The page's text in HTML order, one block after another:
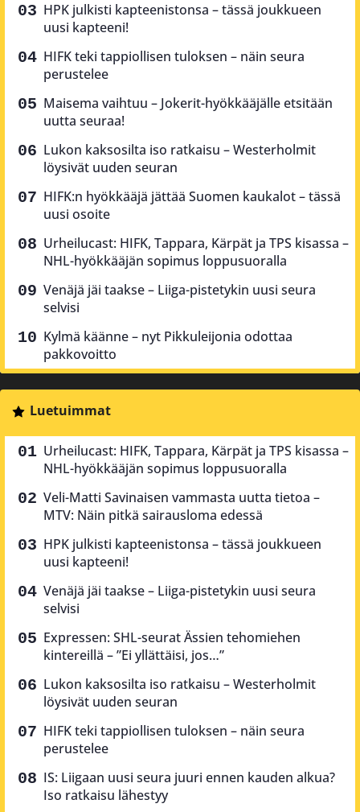
HPK julkisti kapteenistonsa – tässä joukkueen
uusi kapteeni!
HIFK teki tappiollisen tuloksen – näin seura
perustelee
Maisema vaihtuu – Jokerit-hyökkääjälle etsitään
uutta seuraa!
Lukon kaksosilta iso ratkaisu – Westerholmit
löysivät uuden seuran
HIFK:n hyökkääjä jättää Suomen kaukalot – tässä
uusi osoite
Urheilucast: HIFK, Tappara, Kärpät ja TPS kisassa –
NHL-hyökkääjän sopimus loppusuoralla
Venäjä jäi taakse – Liiga-pistetykin uusi seura
selvisi
Kylmä käänne – nyt Pikkuleijonia odottaa
pakkovoitto
Luetuimmat
Urheilucast: HIFK, Tappara, Kärpät ja TPS kisassa –
NHL-hyökkääjän sopimus loppusuoralla
Veli-Matti Savinaisen vammasta uutta tietoa –
MTV: Näin pitkä sairausloma edessä
HPK julkisti kapteenistonsa – tässä joukkueen
uusi kapteeni!
Venäjä jäi taakse – Liiga-pistetykin uusi seura
selvisi
Expressen: SHL-seurat Ässien tehomiehen
kintereillä – ”Ei yllättäisi, jos…”
Lukon kaksosilta iso ratkaisu – Westerholmit
löysivät uuden seuran
HIFK teki tappiollisen tuloksen – näin seura
perustelee
IS: Liigaan uusi seura juuri ennen kauden alkua?
Iso ratkaisu lähestyy